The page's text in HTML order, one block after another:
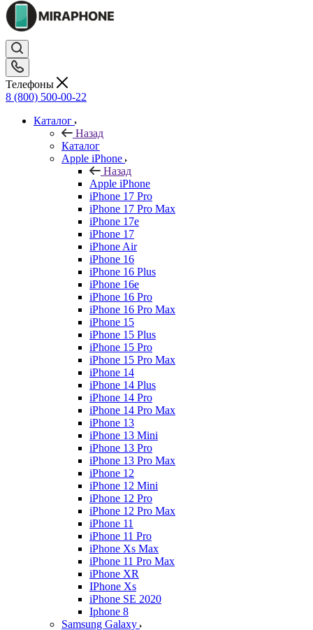
Телефоны
8 (800) 500-00-22
Каталог
Назад
Каталог
Apple iPhone
Назад
Apple iPhone
iPhone 17 Pro
iPhone 17 Pro Max
iPhone 17e
iPhone 17
iPhone Air
iPhone 16
iPhone 16 Plus
iPhone 16e
iPhone 16 Pro
iPhone 16 Pro Max
iPhone 15
iPhone 15 Plus
iPhone 15 Pro
iPhone 15 Pro Max
iPhone 14
iPhone 14 Plus
iPhone 14 Pro
iPhone 14 Pro Max
iPhone 13
iPhone 13 Mini
iPhone 13 Pro
iPhone 13 Pro Max
iPhone 12
iPhone 12 Mini
iPhone 12 Pro
iPhone 12 Pro Max
iPhone 11
iPhone 11 Pro
iPhone Xs Max
iPhone 11 Pro Max
iPhone XR
IPhone Xs
iPhone SE 2020
Iphone 8
Samsung Galaxy